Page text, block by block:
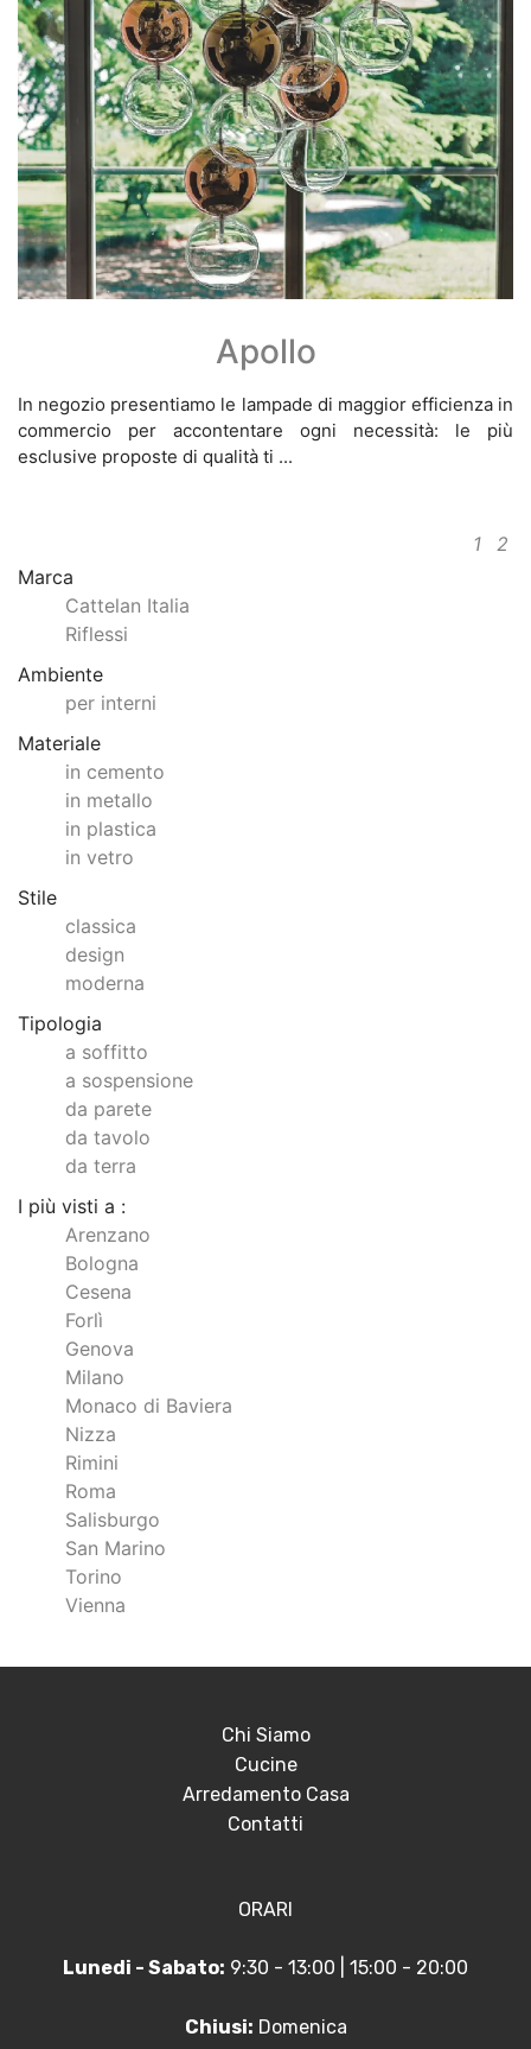
Marca
Cattelan Italia
Riflessi
Ambiente
per interni
Materiale
in cemento
in metallo
in plastica
in vetro
Stile
classica
design
moderna
Tipologia
a soffitto
a sospensione
da parete
da tavolo
da terra
I più visti a :
Arenzano
Bologna
Cesena
Forlì
Genova
Milano
Monaco di Baviera
Nizza
Rimini
Roma
Salisburgo
San Marino
Torino
Vienna
Apollo
In negozio presentiamo le lampade di maggior efficienza in
commercio per accontentare ogni necessità: le più
esclusive proposte di qualità ti ...
1 2
Chi Siamo
Cucine
Arredamento Casa
Contatti
ORARI
Lunedi - Sabato: 9:30 - 13:00 | 15:00 - 20:00
Chiusi: Domenica